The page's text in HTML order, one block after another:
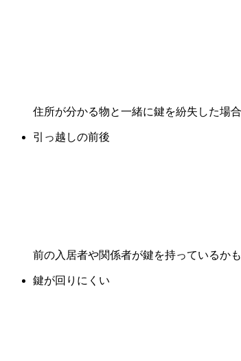
住所が分かる物と一緒に鍵を紛失した場
引っ越しの前後
前の入居者や関係者が鍵を持っているか
鍵が回りにくい